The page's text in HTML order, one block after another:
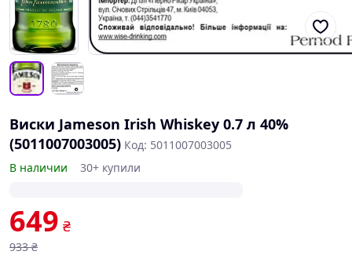
Виски Jameson Irish Whiskey 0.7 л 40%
(5011007003005) Код: 5011007003005
В наличии
30+ купили
649 ₴
933 ₴